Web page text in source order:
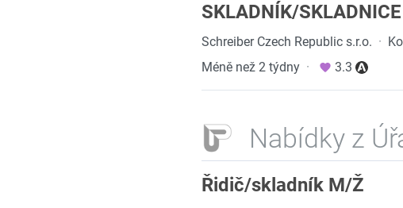
SKLADNÍK/
Schreiber Czech Republic s.r.o. ·
Méně než 2 týdny · 3.3
Nabídky z
Řidič/skladník M/Ž